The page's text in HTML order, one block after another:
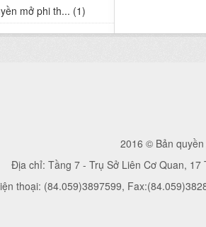
mở phi th... (1)
2016 © Bản
Địa chỉ: Tầng 7 - Trụ Sở Liên Cơ Quan,
thoại: (84.059)3897599,